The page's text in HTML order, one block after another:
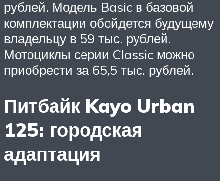
рублей. Модель Basic в базовой
комплектации обойдется будущему
владельцу в 59 тыс. рублей.
Мотоциклы серии Classic можно
приобрести за 65,5 тыс. рублей.
Питбайк Kayo Urban
125: городская
адаптация